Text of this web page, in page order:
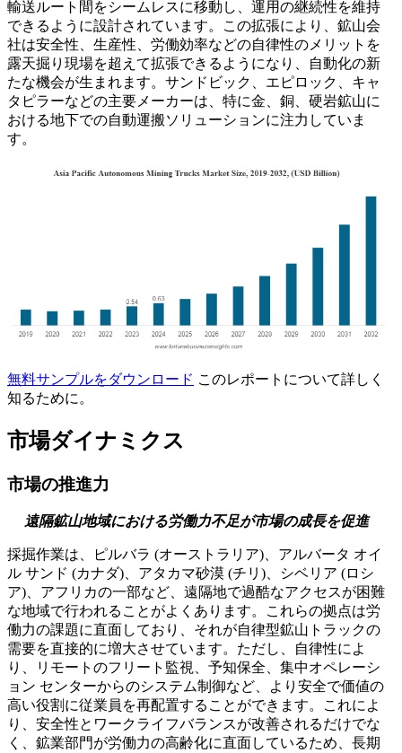
輸送ルート間をシームレスに移動し、運用の継続性を維持
できるように設計されています。この拡張により、鉱山会
社は安全性、生産性、労働効率などの自律性のメリットを
露天掘り現場を超えて拡張できるようになり、自動化の新
たな機会が生まれます。サンドビック、エピロック、キャ
タピラーなどの主要メーカーは、特に金、銅、硬岩鉱山に
おける地下での自動運搬ソリューションに注力していま
す。
無料サンプルをダウンロード このレポートについて詳しく
知るために。
市場ダイナミクス
市場の推進力
遠隔鉱山地域における労働力不足が市場の成長を促進
採掘作業は、ピルバラ (オーストラリア)、アルバータ オイ
ル サンド (カナダ)、アタカマ砂漠 (チリ)、シベリア (ロシ
ア)、アフリカの一部など、遠隔地で過酷なアクセスが困難
な地域で行われることがよくあります。これらの拠点は労
働力の課題に直面しており、それが自律型鉱山トラックの
需要を直接的に増大させています。ただし、自律性によ
り、リモートのフリート監視、予知保全、集中オペレーシ
ョン センターからのシステム制御など、より安全で価値の
高い役割に従業員を再配置することができます。これによ
り、安全性とワークライフバランスが改善されるだけでな
く、鉱業部門が労働力の高齢化に直面しているため、長期